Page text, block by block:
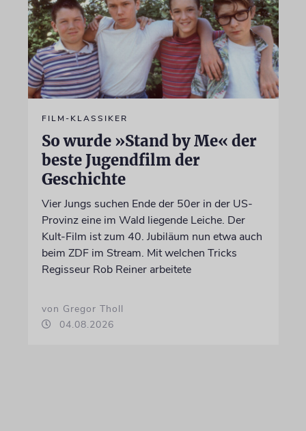
FILM-KLASSIKER
So wurde »Stand by Me« der
beste Jugendfilm der
Geschichte
Vier Jungs suchen Ende der 50er in der US-
Provinz eine im Wald liegende Leiche. Der
Kult-Film ist zum 40. Jubiläum nun etwa auch
beim ZDF im Stream. Mit welchen Tricks
Regisseur Rob Reiner arbeitete
von Gregor Tholl
04.08.2026